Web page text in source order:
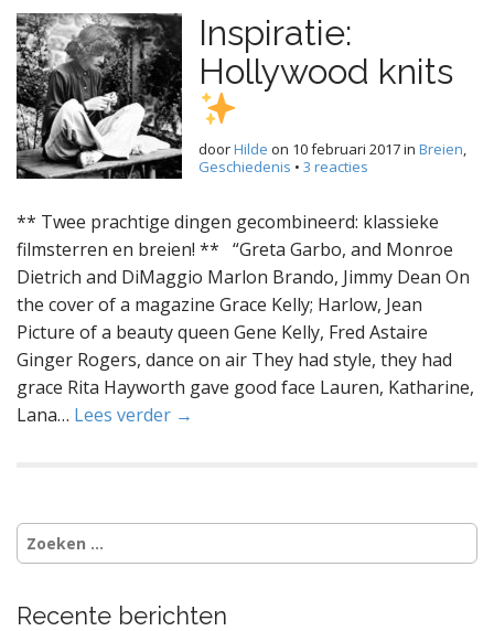
Inspiratie:
Hollywood knits
doorHilde on 10 februari 2017in Breien,
Geschiedenis • 3 reacties
** Twee prachtige dingen gecombineerd: klassieke
filmsterren en breien! ** “Greta Garbo, and Monroe
Dietrich and DiMaggio Marlon Brando, Jimmy Dean On
the cover of a magazine Grace Kelly; Harlow, Jean
Picture of a beauty queen Gene Kelly, Fred Astaire
Ginger Rogers, dance on air They had style, they had
grace Rita Hayworth gave good face Lauren, Katharine,
Lana… Lees verder →
Zoeken
naar:
Recente berichten